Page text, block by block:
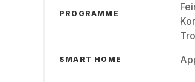
PROGRAMME
SMART HOME